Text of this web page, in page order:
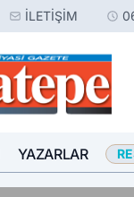
İLETIŞIM
YAZARLAR